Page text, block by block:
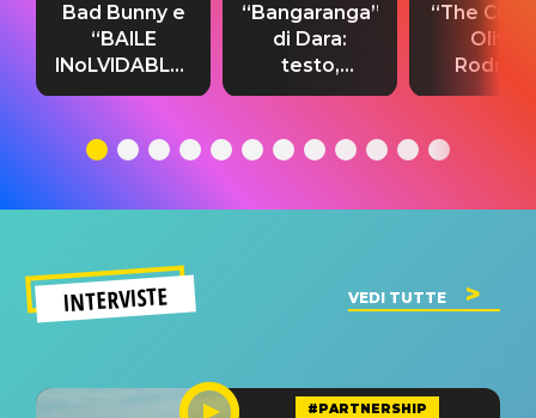
Bad Bunny e
“BAILE
INoLVIDABLE”:
testo,
significato
“Bangaranga”
di Dara:
testo,
traduzione e
del singolo
“The
Olivia
testo,
INTERVISTE VEDI TUTTE
#PARTNERSHIP